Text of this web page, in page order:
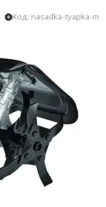
nasadka-tyapka-m